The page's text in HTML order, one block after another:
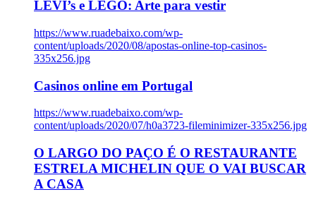
LEVI’s e LEGO: Arte para vestir
https://www.ruadebaixo.com/wp-
content/uploads/2020/08/apostas-online-top-casinos-
335x256.jpg
Casinos online em Portugal
https://www.ruadebaixo.com/wp-
content/uploads/2020/07/h0a3723-fileminimizer-335x256.jpg
O LARGO DO PAÇO É O RESTAURANTE
ESTRELA MICHELIN QUE O VAI BUSCAR
A CASA